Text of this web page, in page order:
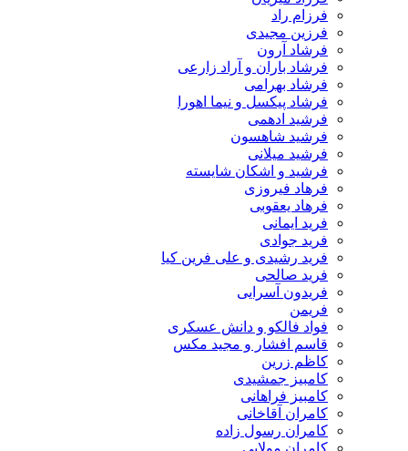
فرزام راد
فرزین مجیدی
فرشاد آرون
فرشاد باران و آراد زارعی
فرشاد بهرامی
فرشاد پیکسل و نیما اهورا
فرشید ادهمی
فرشید شاهسون
فرشید میلانی
فرشید و اشکان شایسته
فرهاد فیروزی
فرهاد یعقوبی
فرید ایمانی
فرید جوادی
فرید رشیدی و علی فرین کیا
فرید صالحی
فریدون آسرایی
فریمن
فواد فالکو و دانش عسکری
قاسم افشار و مجید مکس
کاظم زرین
کامبیز جمشیدی
کامبیز فراهانی
کامران آقاخانی
کامران رسول زاده
کامران مولایی